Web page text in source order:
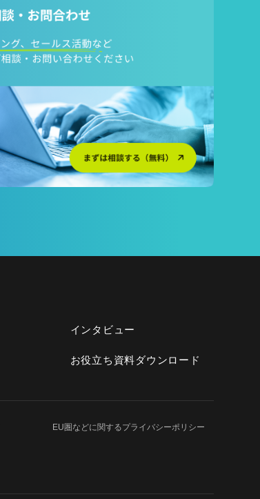
インタビュー
お役立ち資料ダウンロード
EU圏などに関するプライバシーポリシー